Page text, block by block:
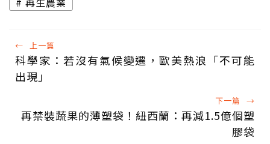
← 上一篇
科學家：若沒有氣候變遷，歐美熱浪「不可能
出現」
下一篇 →
再禁裝蔬果的薄塑袋！紐西蘭：再減1.5億個塑
膠袋